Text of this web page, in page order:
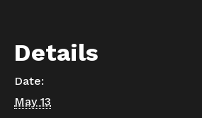
Details
Date:
May 13